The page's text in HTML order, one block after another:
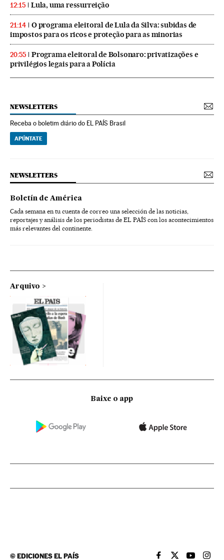
12:15 Lula, uma ressurreição
21:14
O programa eleitoral de Lula da Silva: subidas de
impostos para os ricos e proteção para as minorias
20:55
Programa eleitoral de Bolsonaro: privatizações e
privilégios legais para a Polícia
NEWSLETTERS
Receba o boletim diário do EL PAÍS Brasil
APÚNTATE
NEWSLETTERS
Boletín de América
Cada semana en tu cuenta de correo una selección de las noticias,
reportajes y análisis de los periodistas de EL PAÍS con los acontecimientos
más relevantes del continente.
Arquivo
Baixe o app
©EDICIONES EL PAÍS